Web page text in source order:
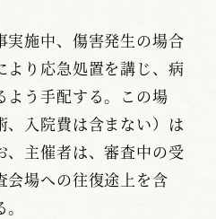
施中、傷害発生の場合
より応急処置を講じ、病
よう手配する。この場
入院費は含まない）は
、主催者は、審査中の受
会場への往復途上を含